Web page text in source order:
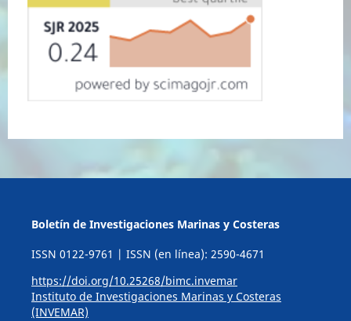
Boletín de Investigaciones Marinas y Costeras
ISSN 0122-9761 | ISSN (en línea): 2590-4671
https://doi.org/10.25268/bimc.invemar
Instituto de Investigaciones Marinas y Costeras
(INVEMAR)